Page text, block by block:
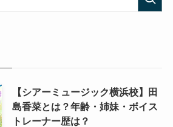
【シアーミュージック横浜校】田
島香菜とは？年齢・姉妹・ボイス
トレーナー歴は？